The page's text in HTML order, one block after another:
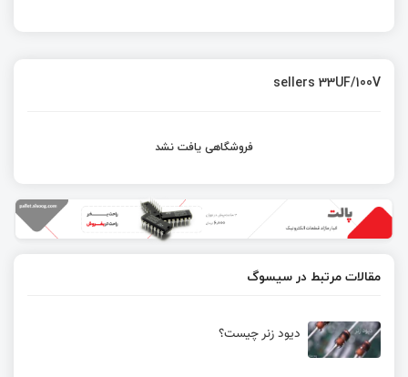
sellers 33UF/100V
فروشگاهی یافت نشد
مقالات مرتبط در سیسوگ
دیود زنر چیست؟